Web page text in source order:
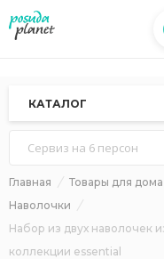
КАТАЛОГ
Сервиз на 6 персон
Главная Товары для дома
Наволочки
Набор из двух наволочек
коллекции essential